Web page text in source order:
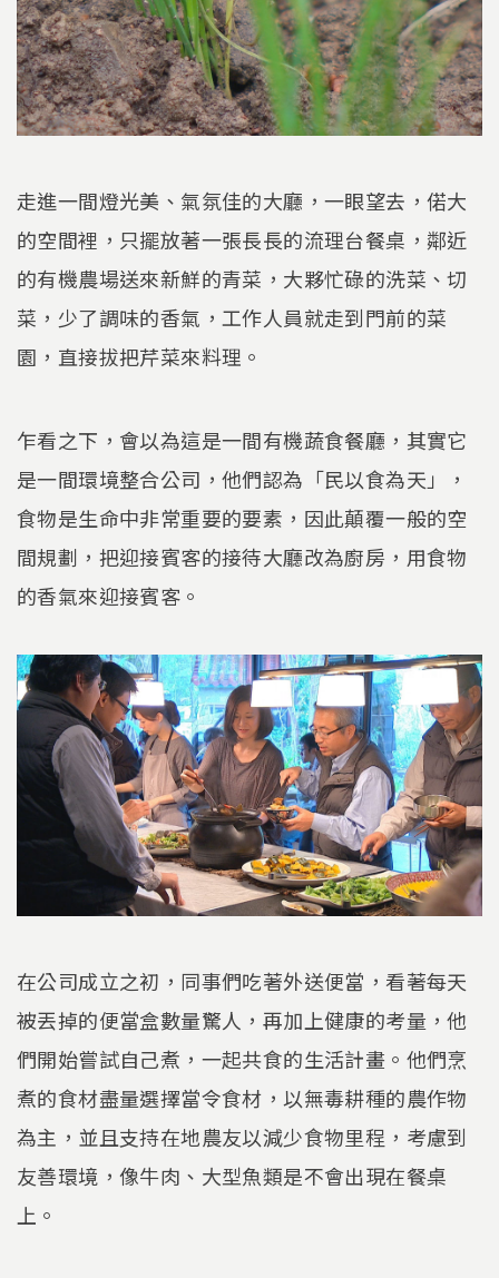
走進一間燈光美、氣氛佳的大廳，一眼望去，偌大
的空間裡，只擺放著一張長長的流理台餐桌，鄰近
的有機農場送來新鮮的青菜，大夥忙碌的洗菜、切
菜，少了調味的香氣，工作人員就走到門前的菜
園，直接拔把芹菜來料理。
乍看之下，會以為這是一間有機蔬食餐廳，其實它
是一間環境整合公司，他們認為「民以食為天」，
食物是生命中非常重要的要素，因此顛覆一般的空
間規劃，把迎接賓客的接待大廳改為廚房，用食物
的香氣來迎接賓客。
在公司成立之初，同事們吃著外送便當，看著每天
被丟掉的便當盒數量驚人，再加上健康的考量，他
們開始嘗試自己煮，一起共食的生活計畫。他們烹
煮的食材盡量選擇當令食材，以無毒耕種的農作物
為主，並且支持在地農友以減少食物里程，考慮到
友善環境，像牛肉、大型魚類是不會出現在餐桌
上。